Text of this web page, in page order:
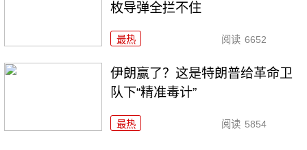
枚导弹全拦不住
最热 阅读 6652
伊朗赢了？这是特朗普给革命卫
队下“精准毒计”
最热 阅读 5854